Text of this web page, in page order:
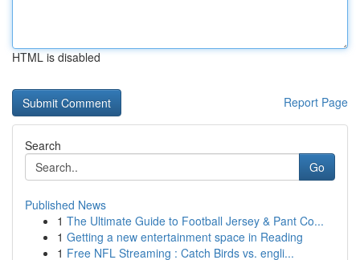
HTML is disabled
Report Page
Search
Go
Published News
1 The Ultimate Guide to Football Jersey & Pant Co...
1 Getting a new entertainment space in Reading
1 Free NFL Streaming : Catch Birds vs. engli...